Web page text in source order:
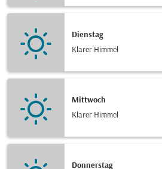
Dienstag
Klarer Himmel
Mittwoch
Klarer Himmel
Donnerstag